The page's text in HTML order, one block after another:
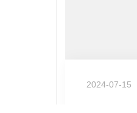
2024-07-15